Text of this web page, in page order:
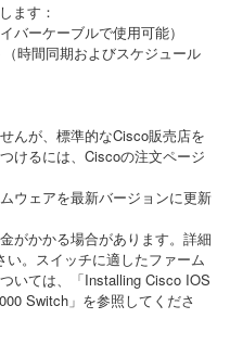
ます：
バーケーブルで使用可能）
時間同期およびスケジュール
んが、標準的なCisco販売店を
けるには、Ciscoの注文ページ
ウェアを最新バージョンに更新
がかかる場合があります。詳細
。スイッチに適したファーム
いては、「Installing Cisco IOS
Switch」を参照してくださ